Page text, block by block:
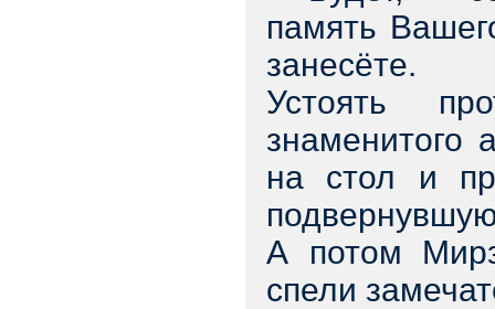
память
занесёте.
Устоять
знаменитого
на стол и
А потом
спели